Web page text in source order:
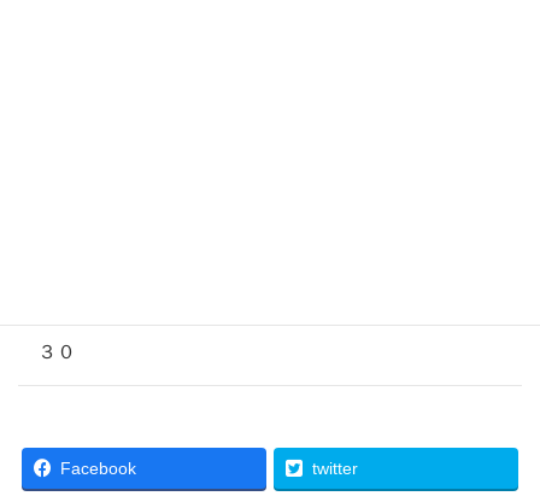
３０
Facebook twitter